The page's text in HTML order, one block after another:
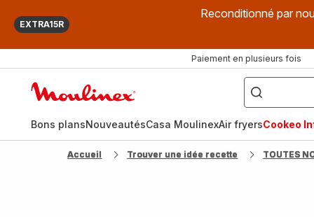
EXTRA15R
Reconditionné par
Paiement en plusieurs fois
["Que
recherchez-
vous
?",
fryer",
"Companion"]
Bons plansNouveautésCasa MoulinexAir fryersCookeo
Accueil Trouver une idée recette TOUTES